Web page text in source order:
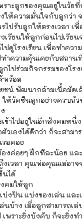
าะลูกของคุณอยู่ในวัย
ความมั่นใจกับลูกว่า จ
รับลูกให้ตรงเวลา เพื่
เรียนให้ลูกก่อนไปเรียน
ดูโรงเรียน เพื่อทำคว
ทำความคุ้นเคยกับสถา
ไปร่วมกิจกรรมของโร
พร้อม
ชน์ พัฒนากล้ามเนื้อมัด
ให้วัคซีนลูกอย่างครบถ้ว
ะเข้าไปอยู่ในอีกสังคม
เองได้ดีกว่า ก็จะสามา
อคอย
งค่อยๆ ฝึกทีละน้อย แล
ถึงเวลา คุณพ่อคุณแม่อ
นได้
คมให้ลูก
บ่งปัน แบ่งของเล่น แ
าง เมื่อลูกสามารถเล่
พราะยิ่งบังคับ ก็จะยิ่ง